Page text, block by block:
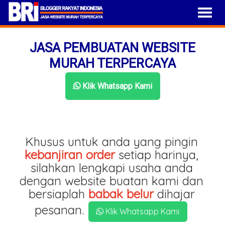
JASA PEMBUATAN WEBSITE
MURAH TERPERCAYA
Klik Whatsapp Kami
Khusus untuk anda yang pingin
kebanjiran ordersetiap harinya,
silahkan lengkapi usaha anda
dengan website buatan kami dan
bersiaplah babak belurdihajar
pesanan.
Klik Whatsapp Kami